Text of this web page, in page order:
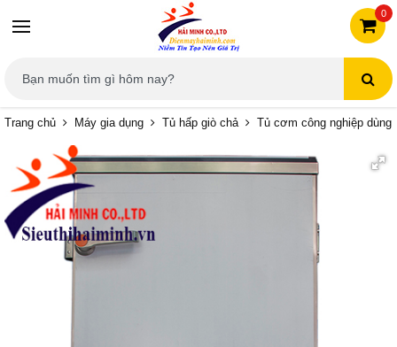
0
Trang chủ Máy gia dụng Tủ hấp giò chả Tủ cơm công nghiệp dùng